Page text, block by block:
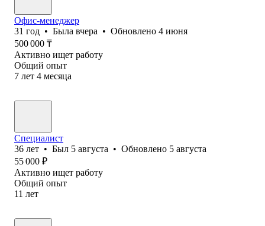
Офис-менеджер
31 год • Была вчера • Обновлено 4 июня
500 000 ₸
Активно ищет работу
Общий опыт
7 лет 4 месяца
Специалист
36 лет • Был 5 августа • Обновлено 5 августа
55 000 ₽
Активно ищет работу
Общий опыт
11 лет